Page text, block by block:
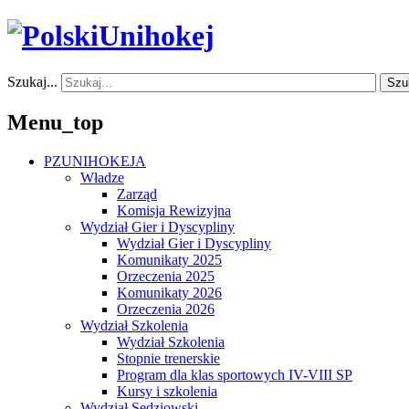
Szukaj...
Menu_top
PZUNIHOKEJA
Władze
Zarząd
Komisja Rewizyjna
Wydział Gier i Dyscypliny
Wydział Gier i Dyscypliny
Komunikaty 2025
Orzeczenia 2025
Komunikaty 2026
Orzeczenia 2026
Wydział Szkolenia
Wydział Szkolenia
Stopnie trenerskie
Program dla klas sportowych IV-VIII SP
Kursy i szkolenia